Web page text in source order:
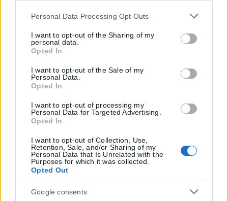
Please note that this website/app uses one or more Google
but not limited to your visit or usage behaviour. You may
click to grant or deny consent to Google and its third-party
tags to use your data for below specified purposes in below
Google consent section.
Personal Data Processing Opt Outs
I want to opt-out of the Sharing of my
personal data.
Opted In
I want to opt-out of the Sale of my
Personal Data.
Opted In
I want to opt-out of processing my
Personal Data for Targeted Advertising.
Opted In
I want to opt-out of Collection, Use,
Retention, Sale, and/or Sharing of my
Personal Data that Is Unrelated with the
Purposes for which it was collected.
Opted Out
Google consents
Από σήμερα μόνο με νέου τύπου ταυτότητα
ή διαβατήριο τα ταξίδια στο εξωτερικό
Από σήμερα, 3 Αυγούστου, οι παλαιού τύπου «μπλε» αστυνομικές
ταυτότητες παύουν να ισχύουν ως ταξιδιωτικά έγγραφα για το
εξωτερικό, με...
Υπουργείο Κλιματικής Κρίσης: Ενέργειες για
την κρατική αρωγή προς τους